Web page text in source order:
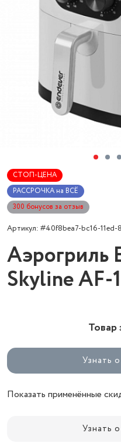
СТОП-ЦЕНА
РАССРОЧКА на ВСЁ
300 бонусов за отзыв
Артикул: #40f8bea7-bc16-
Аэрогриль
Skyline AF-
Товар
Узнать
Показать применённые
Узнать